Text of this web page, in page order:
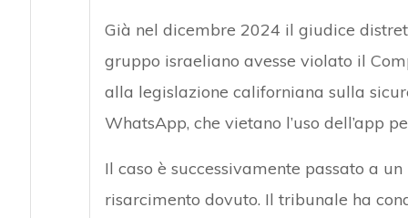
Già nel dicembre 2024 il giudice
gruppo israeliano avesse violato il
alla legislazione californiana sulla
WhatsApp, che vietano l’uso dell’app
Il caso è successivamente passato a
risarcimento dovuto. Il tribunale ha